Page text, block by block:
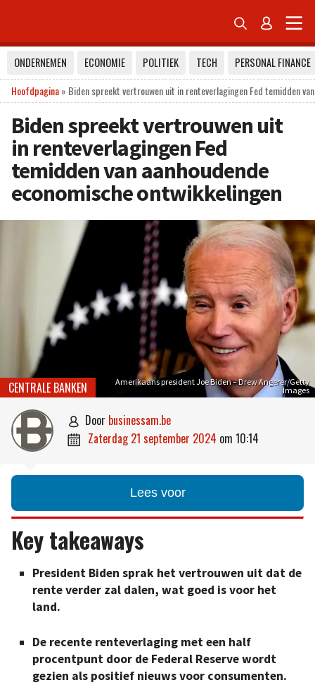
 
ONDERNEMEN ECONOMIE POLITIEK TECH
PERSONAL FINANCE
Hoofdpagina» Biden spreekt vertrouwen uit in renteverlagingen Fed temidden
Biden spreekt vertrouwen uit
in renteverlagingen Fed
temidden van aanhoudende
economische ontwikkelingen
Amerikaans president Joe Biden – Drew Angerer/Getty
Images
CENTRALE BANKEN
 door businessam.be
 zaterdag 21 september 2024 om 10:14
Lees voor
Key takeaways
President Biden sprak het vertrouwen uit dat de
rente verder zal dalen, wat goed is voor het
land.
De recente renteverlaging met een half
procentpunt door de Federal Reserve wordt
gezien als positief nieuws voor consumenten.